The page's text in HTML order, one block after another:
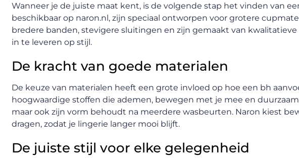
Wanneer je de juiste maat kent, is de volgende stap het vinden van
beschikbaar op naron.nl, zijn speciaal ontworpen voor grotere
bredere banden, stevigere sluitingen en zijn gemaakt van
in te leveren op stijl.
De kracht van goede materialen
De keuze van materialen heeft een grote invloed op hoe een bh
hoogwaardige stoffen die ademen, bewegen met je mee en
maar ook zijn vorm behoudt na meerdere wasbeurten. Naron kiest
dragen, zodat je lingerie langer mooi blijft.
De juiste stijl voor elke gelegenheid